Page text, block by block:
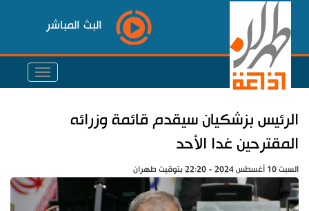
البث المباشر
الرئيس بزشكيان سيقدم قائمة وزرائه
المقترحين غدا الأحد
السبت 10 أغسطس 2024 - 22:20 بتوقيت طهران